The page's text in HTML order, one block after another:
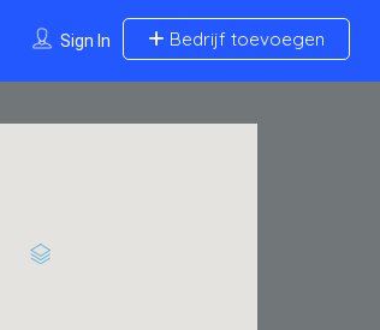
Sign In Bedrijf toevoegen